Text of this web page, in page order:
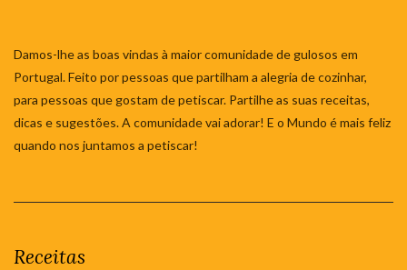
Damos-lhe as boas vindas à maior comunidade de gulosos em
Portugal. Feito por pessoas que partilham a alegria de cozinhar,
para pessoas que gostam de petiscar. Partilhe as suas receitas,
dicas e sugestões. A comunidade vai adorar! E o Mundo é mais feliz
quando nos juntamos a petiscar!
Receitas